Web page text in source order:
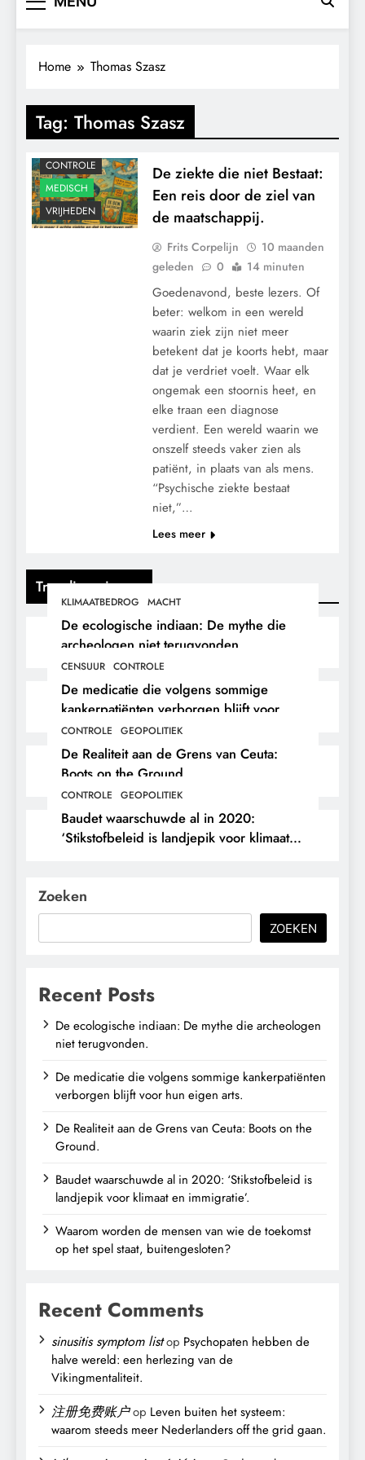
Trending nieuws
KLIMAATBEDROG MACHT
De ecologische indiaan: De mythe die
archeologen niet terugvonden.
CENSUUR CONTROLE
De medicatie die volgens sommige
kankerpatiënten verborgen blijft voor
hun eigen arts.
CONTROLE GEOPOLITIEK
De Realiteit aan de Grens van Ceuta:
Boots on the Ground.
CONTROLE GEOPOLITIEK
Baudet waarschuwde al in 2020:
‘Stikstofbeleid is landjepik voor klimaat
Home Thomas Szasz
Tag: Thomas Szasz
CONTROLE
MEDISCH
VRIJHEDEN
De ziekte die niet Bestaat:
Een reis door de ziel van
de maatschappij.
Frits Corpelijn
10 maanden
geleden
0 14 minuten
Goedenavond, beste lezers. Of
beter: welkom in een wereld
waarin ziek zijn niet meer
betekent dat je koorts hebt, maar
dat je verdriet voelt. Waar elk
ongemak een stoornis heet, en
elke traan een diagnose
verdient. Een wereld waarin we
onszelf steeds vaker zien als
patiënt, in plaats van als mens.
“Psychische ziekte bestaat
niet,”…
Lees meer
Zoeken
ZOEKEN
Recent Posts
De ecologische indiaan: De mythe die archeologen
niet terugvonden.
De medicatie die volgens sommige kankerpatiënten
verborgen blijft voor hun eigen arts.
De Realiteit aan de Grens van Ceuta: Boots on the
Ground.
Baudet waarschuwde al in 2020: ‘Stikstofbeleid is
landjepik voor klimaat en immigratie’.
Waarom worden de mensen van wie de toekomst
op het spel staat, buitengesloten?
Recent Comments
sinusitis symptom listop Psychopaten hebben de
halve wereld: een herlezing van de
Vikingmentaliteit.
注册免费账户op Leven buiten het systeem:
waarom steeds meer Nederlanders off the grid gaan.